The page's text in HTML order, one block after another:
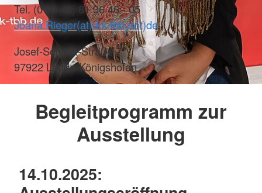
Tel. (0 93 43) 61 36 46 - 05
Joana.Rieger(at)drk-tbb(dot)de
Josef-Schmitt-Straße 7
97922 Lauda-Königshofen
Begleitprogramm zur
Ausstellung
14.10.2025: